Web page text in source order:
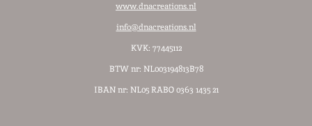
www.dnacreations.nl
info@dnacreations.nl
KVK: 77445112
BTW nr: NL003194813B78
IBAN nr: NL05 RABO 0363 1435 21